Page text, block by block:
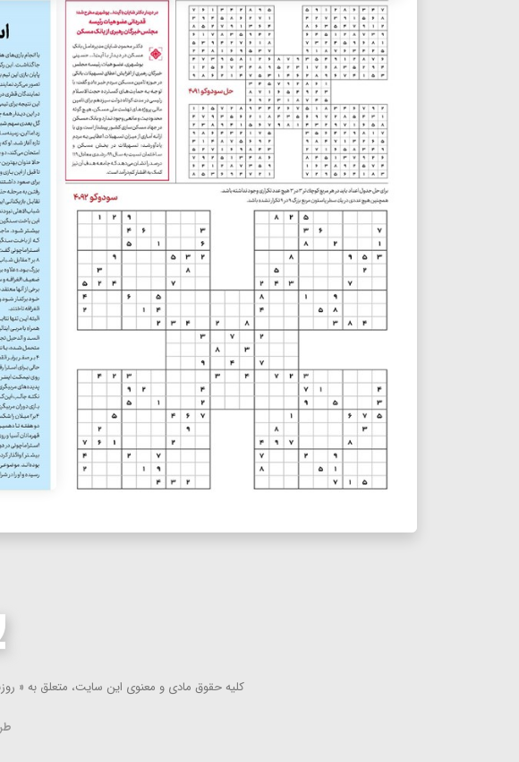
كلیه حقوق مادی و معنوی این سایت، متعلق به «